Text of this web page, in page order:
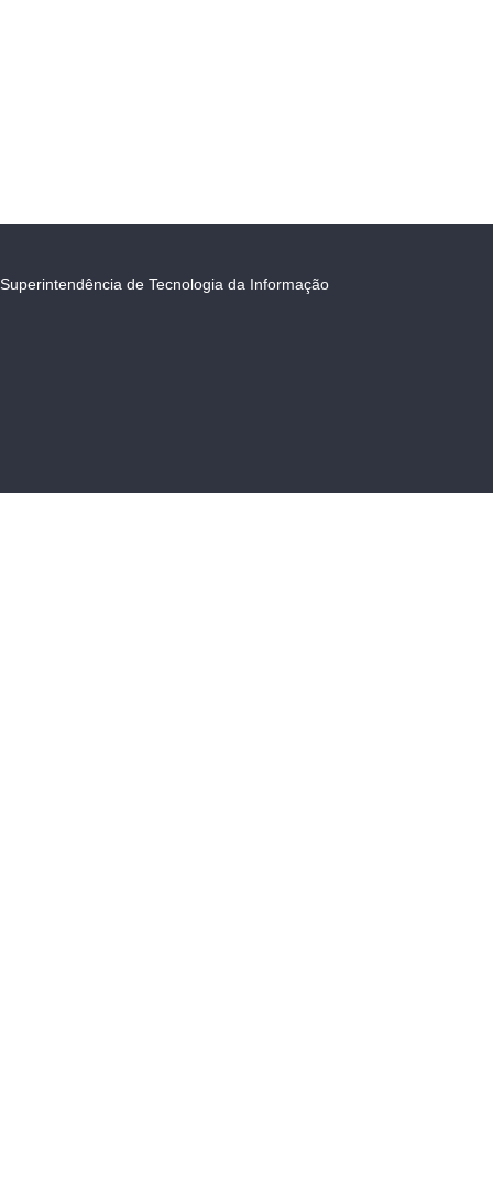
Superintendência de Tecnologia da Informação